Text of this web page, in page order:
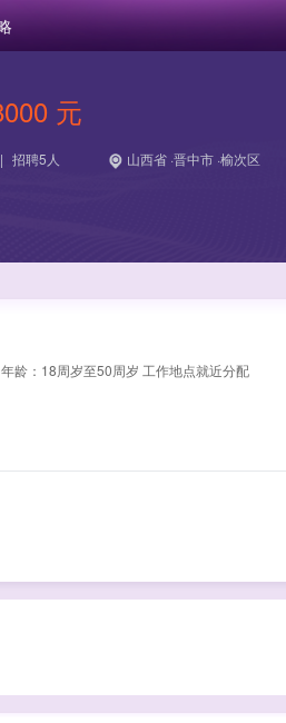
元
| 招聘5人 山西省 ·晋中市 ·榆次区
龄：18周岁至50周岁 工作地点就近分配